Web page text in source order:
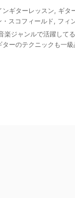
ンギターレッスン, ギタ
・スコフィールド, フィ
ジャンルで活躍して
ーのテクニックも一